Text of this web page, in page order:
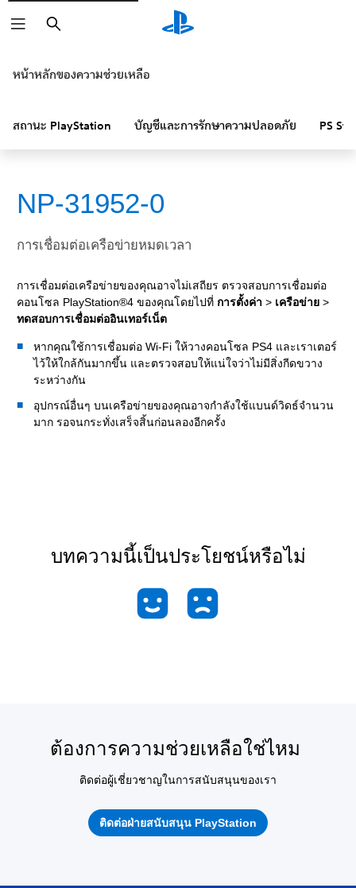
หน้าหลักของความช่วยเหลือ
สถานะ PlayStation บัญชีและการรักษาความปลอดภัย PS
NP-31952-0
การเชื่อมต่อเครือข่ายหมดเวลา
การเชื่อมต่อเครือข่ายของคุณอาจไม่เสถียร ตรวจสอบการเชื่อมต่อ
คอนโซล PlayStation®4 ของคุณโดยไปที่ การตั้งค่า > เครือข่าย >
ทดสอบการเชื่อมต่ออินเทอร์เน็ต
หากคุณใช้การเชื่อมต่อ Wi-Fi ให้วางคอนโซล PS4 และเราเตอร์
ไว้ให้ใกล้กันมากขึ้น และตรวจสอบให้แน่ใจว่าไม่มีสิ่งกีดขวาง
ระหว่างกัน
อุปกรณ์อื่นๆ บนเครือข่ายของคุณอาจกำลังใช้แบนด์วิดธ์จำนวน
มาก รอจนกระทั่งเสร็จสิ้นก่อนลองอีกครั้ง
บทความนี้เป็นประโยชน์หรือไม่
ต้องการความช่วยเหลือใช่ไหม
ติดต่อผู้เชี่ยวชาญในการสนับสนุนของเรา
ติดต่อฝ่ายสนับสนุน PlayStation